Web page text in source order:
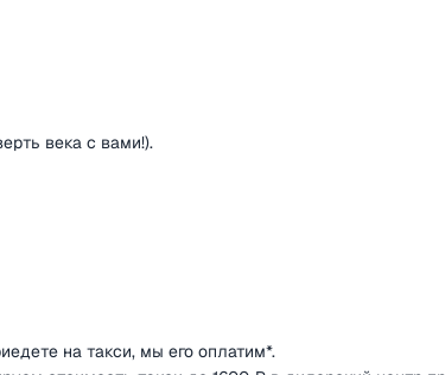
века с вами!).
на такси, мы его оплатим*.